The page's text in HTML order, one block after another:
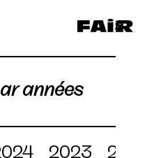
années
2023